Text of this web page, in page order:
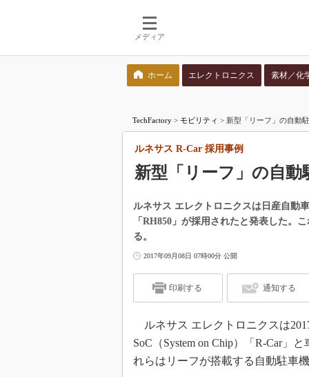
メディア
ホーム エレクトロニクス 素材／化
TechFactory > モビリティ > 新型「リーフ」の自動
新型「リーフ」の自動
ルネサス R-Car 採用事例
ルネサス エレクトロニクスは日産自動
「RH850」が採用されたと発表した。
る。
2017年09月08日 07時00分 公開
印刷する 通知する
ルネサス エレクトロニクスは
SoC（System on Chip）「R-Car」
れらはリーフが搭載する自動駐車